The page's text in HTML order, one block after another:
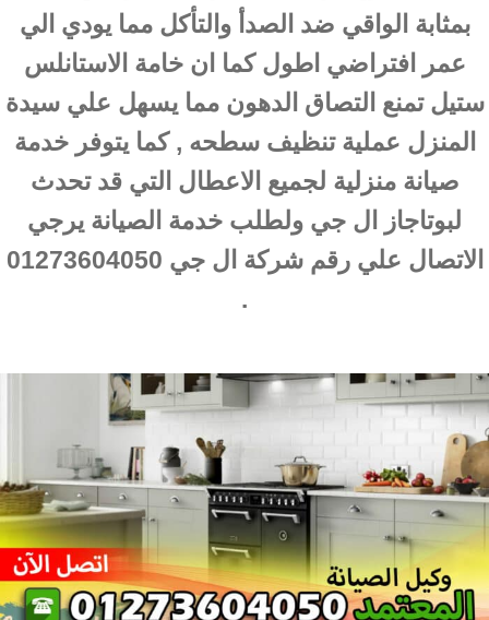
بمثابة الواقي ضد الصدأ والتأكل مما يودي الي
عمر افتراضي اطول كما ان خامة الاستانلس
ستيل تمنع التصاق الدهون مما يسهل علي سيدة
المنزل عملية تنظيف سطحه , كما يتوفر خدمة
صيانة منزلية لجميع الاعطال التي قد تحدث
لبوتاجاز ال جي ولطلب خدمة الصيانة يرجي
الاتصال علي رقم شركة ال جي 01273604050
.